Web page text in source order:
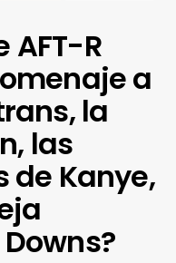
AFT-R
a
la
las
de Kanye,